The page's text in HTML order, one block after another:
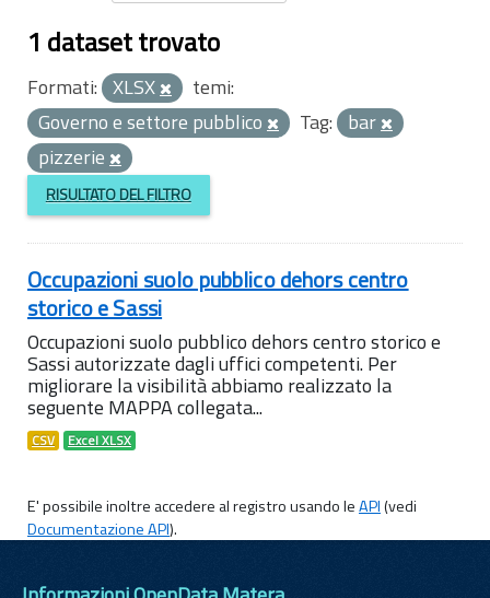
1 dataset trovato
Formati: XLSX
temi:
Governo e settore pubblico
Tag: bar
pizzerie
RISULTATO DEL FILTRO
Occupazioni suolo pubblico dehors centro
storico e Sassi
Occupazioni suolo pubblico dehors centro storico e
Sassi autorizzate dagli uffici competenti. Per
migliorare la visibilità abbiamo realizzato la
seguente MAPPA collegata...
CSV Excel XLSX
E' possibile inoltre accedere al registro usando leAPI(vedi
Documentazione API).